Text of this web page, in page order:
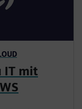
IT mit